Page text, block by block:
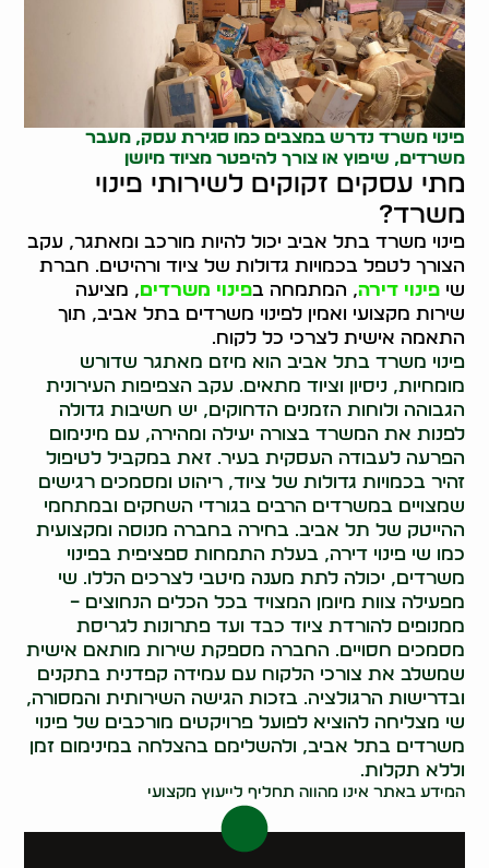
פינוי משרד נדרש במצבים כמו סגירת עסק, מעבר
משרדים, שיפוץ או צורך להיפטר מציוד מיושן
מתי עסקים זקוקים לשירותי פינוי
משרד?
פינוי משרד בתל אביב יכול להיות מורכב ומאתגר, עקב
הצורך לטפל בכמויות גדולות של ציוד ורהיטים. חברת
שיפינוי דירה, המתמחה בפינוי משרדים, מציעה
שירות מקצועי ואמין לפינוי משרדים בתל אביב, תוך
התאמה אישית לצרכי כל לקוח.
פינוי משרד בתל אביב הוא מיזם מאתגר שדורש
מומחיות, ניסיון וציוד מתאים. עקב הצפיפות העירונית
הגבוהה ולוחות הזמנים הדחוקים, יש חשיבות גדולה
לפנות את המשרד בצורה יעילה ומהירה, עם מינימום
הפרעה לעבודה העסקית בעיר. זאת במקביל לטיפול
זהיר בכמויות גדולות של ציוד, ריהוט ומסמכים רגישים
שמצויים במשרדים הרבים בגורדי השחקים ובמתחמי
ההייטק של תל אביב. בחירה בחברה מנוסה ומקצועית
כמו שי פינוי דירה, בעלת התמחות ספציפית בפינוי
משרדים, יכולה לתת מענה מיטבי לצרכים הללו. שי
מפעילה צוות מיומן המצויד בכל הכלים הנחוצים –
ממנופים להורדת ציוד כבד ועד פתרונות לגריסת
מסמכים חסויים. החברה מספקת שירות מותאם אישית
שמשלב את צורכי הלקוח עם עמידה קפדנית בתקנים
ובדרישות הרגולציה. בזכות הגישה השירותית והמסורה,
שי מצליחה להוציא לפועל פרויקטים מורכבים של פינוי
משרדים בתל אביב, ולהשלימם בהצלחה במינימום זמן
וללא תקלות.
המידע באתר אינו מהווה תחליף לייעוץ מקצועי